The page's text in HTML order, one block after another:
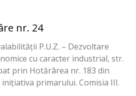
nr. 24
P.U.Z. – Dezvoltare
cu caracter industrial, str.
prin Hotărârea nr. 183 din
inițiativa primarului. Comisia III.